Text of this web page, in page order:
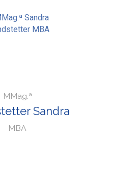
MMag.ª
Sandra
MBA